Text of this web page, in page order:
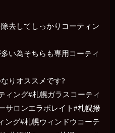
去してしっかりコーティン
い為そちらも専用コーティ
りオススメです?
ィング#札幌ガラスコーティ
サロンエラボレイト#札幌撥
ング#札幌ウィンドウコーテ